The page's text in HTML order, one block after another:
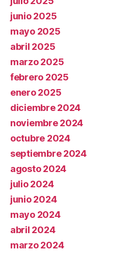
junio 2025
mayo 2025
abril 2025
marzo 2025
febrero 2025
enero 2025
diciembre 2024
noviembre 2024
octubre 2024
septiembre 2024
agosto 2024
julio 2024
junio 2024
mayo 2024
abril 2024
marzo 2024